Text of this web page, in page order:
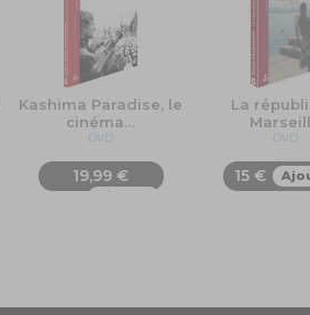
Kashima Paradise, le
cinéma…
DVD
19,99 €
Ajouter
La
DVD
15 €